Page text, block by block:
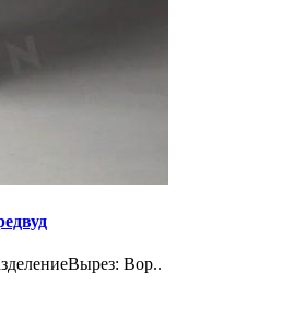
Вор..